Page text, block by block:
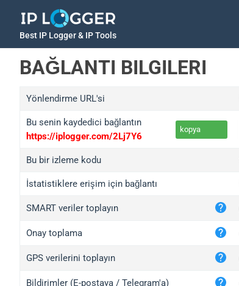
Best IP Logger & IP Tools
BAĞLANTI BILGILERI
Yönlendirme URL'si
Bu senin kaydedici bağlantın
https://iplogger.com/2Lj7Y6
kopya
Bu bir izleme kodu
İstatistiklere erişim için bağlantı
SMART veriler toplayın
Onay toplama
GPS verilerini toplayın
Bildirimler (E-postaya / Telegram'a)